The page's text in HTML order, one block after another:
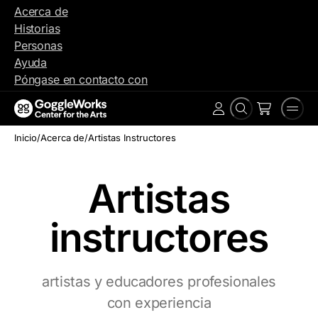
contenido
Acerca de
Historias
Personas
Ayuda
Póngase en contacto con
Buscar
en
Cuenta
Inicio/Acerca de/Artistas Instructores
Artistas
instructores
artistas y educadores profesionales
con experiencia